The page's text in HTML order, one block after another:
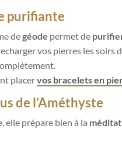
purifiante
degéode permet de
vos pierres les soirs
placervos bracelets en
de l’Améthyste
elle prépare bien à la